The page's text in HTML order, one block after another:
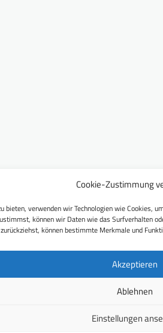
Cookie-Zustimmung
bieten, verwenden wir Technologien wie Cookies,
können wir Daten wie das Surfverhalten
können bestimmte Merkmale und
Akzeptieren
Ablehnen
Einstellungen